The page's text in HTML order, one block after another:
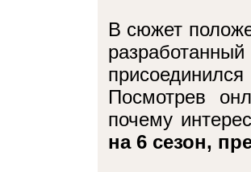
В сюжет
Посмотрев
почему
на 6 сезон,